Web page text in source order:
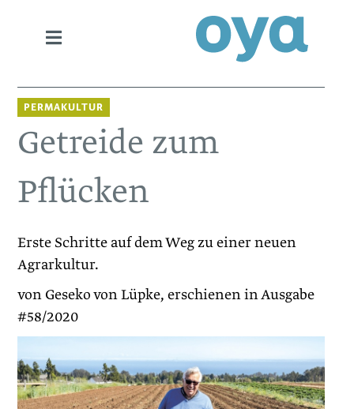
PERMAKULTUR
Getreide zum
Pflücken
Erste Schritte auf dem Weg zu einer neuen
Agrarkultur.
von Geseko von Lüpke, erschienen in Ausgabe
#58/2020